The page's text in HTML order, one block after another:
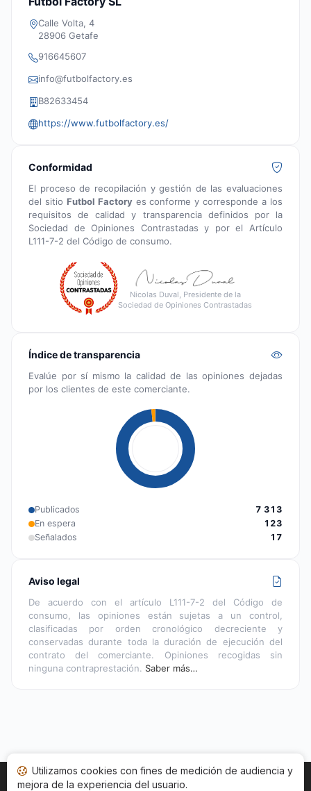
Calle Volta, 4
28906 Getafe
916645607
info@futbolfactory.es
B82633454
https://www.futbolfactory.es/
Conformidad
El proceso de recopilación y gestión de las evaluaciones
del sitio Futbol Factoryes conforme y corresponde a los
requisitos de calidad y transparencia definidos por la
Sociedad de Opiniones Contrastadas y por el Artículo
L111-7-2 del Código de consumo.
Nicolas Duval, Presidente de la
Sociedad de Opiniones Contrastadas
Índice de transparencia
Evalúe por sí mismo la calidad de las opiniones dejadas
por los clientes de este comerciante.
Publicados
7 313
En espera
123
Señalados
17
Aviso legal
De acuerdo con el artículo L111-7-2 del Código de
consumo, las opiniones están sujetas a un control,
clasificadas por orden cronológico decreciente y
conservadas durante toda la duración de ejecución del
contrato del comerciante. Opiniones recogidas sin
ninguna contraprestación. Saber más…
Utilizamos cookies con fines de medición de audiencia y
mejora de la experiencia del usuario.